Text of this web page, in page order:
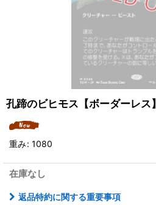
孔蹄のビヒモス【ボーダーレス】
重み: 1080
在庫なし
返品特約に関する重要事項